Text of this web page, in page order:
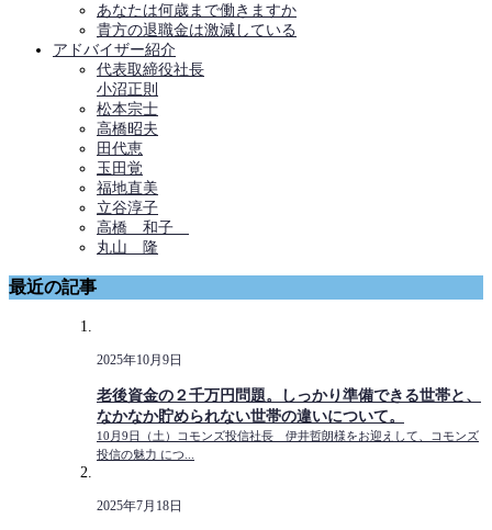
あなたは何歳まで働きますか
貴方の退職金は激減している
アドバイザー紹介
代表取締役社長
小沼正則
松本宗士
高橋昭夫
田代恵
玉田覚
福地直美
立谷淳子
高橋 和子
丸山 隆
最近の記事
2025年10月9日
老後資金の２千万円問題。しっかり準備できる世帯と、
なかなか貯められない世帯の違いについて。
10月9日（土）コモンズ投信社長 伊井哲朗様をお迎えして、コモンズ
投信の魅力 につ...
2025年7月18日